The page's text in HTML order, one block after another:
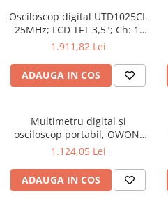
Osciloscop digital UTD1025CL
25MHz; LCD TFT 3,5"; Ch: 1;
250Msps; 12kpts compatibil
1.911,82 Lei
ADAUGA IN COS
Multimetru digital și
osciloscop portabil, OWON,
HDS242S, 200mV-1kV, 200mA-
1.124,05 Lei
ADAUGA IN COS